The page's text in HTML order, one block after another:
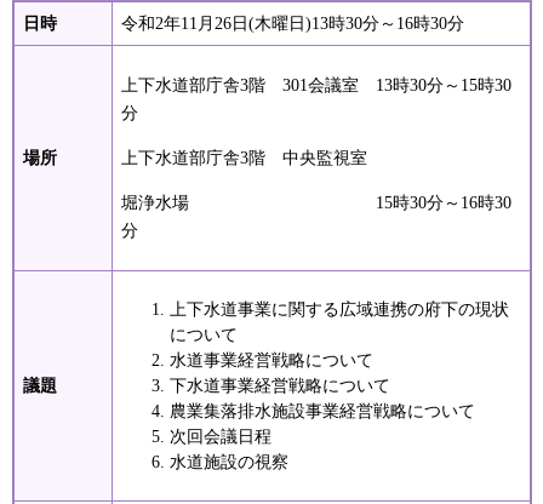
日時
令和2年11月26日(木曜日)13時30分～16時30分
場所
上下水道部庁舎3階 301会議室 13時30分～15時30
分
上下水道部庁舎3階 中央監視室
堀浄水場 15時30分～16時30
分
議題
上下水道事業に関する広域連携の府下の現状
について
水道事業経営戦略について
下水道事業経営戦略について
農業集落排水施設事業経営戦略について
次回会議日程
水道施設の視察